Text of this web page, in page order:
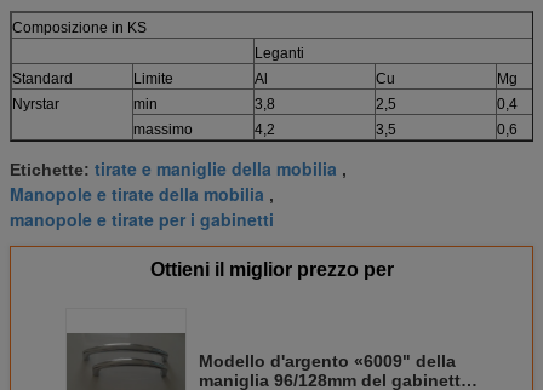
Composizione in KS
Leganti
Standard
Limite Al Cu
Mg
Nyrstar
min 3,8 2,5
0,4
massimo
4,2 3,5 0,6
Etichette: tirate e maniglie della mobilia ,
Manopole e tirate della mobilia ,
manopole e tirate per i gabinetti
Ottieni il miglior prezzo per
Modello d'argento «6009" della
maniglia 96/128mm del gabinetto